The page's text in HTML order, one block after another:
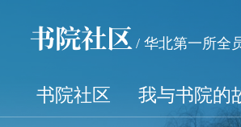
书院社区 / 华北第一所全
书院社区 我与书院的